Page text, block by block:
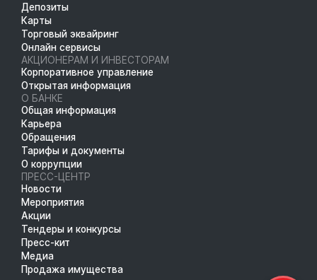
Депозиты
Карты
Торговый эквайринг
Онлайн сервисы
АКЦИОНЕРАМ И ИНВЕСТОРАМ
Корпоративное управление
Открытая информация
О БАНКЕ
Общая информация
Карьера
Обращения
Тарифы и документы
О коррупции
ПРЕСС-ЦЕНТР
Новости
Мероприятия
Акции
Тендеры и конкурсы
Пресс-кит
Медиа
Продажа имущества